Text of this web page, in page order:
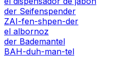
der Seifenspender
ZAI-fen-shpen-der
el albornoz
der Bademantel
BAH-duh-man-tel